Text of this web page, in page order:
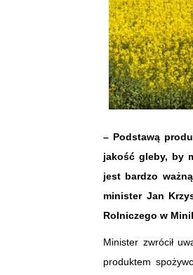
– Podstawą
jakość gleby, by
jest bardzo
minister Jan
Rolniczego w
Minister zwrócił
produktem